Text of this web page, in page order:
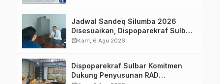
Jadwal Sandeq Silumba 2026
Disesuaikan, Dispoparekraf Sulbar
Pastikan Persiapan Tetap
calendar_monthKam, 6 Agu 2026
Dispoparekraf Sulbar Komitmen
Dukung Penyusunan RAD